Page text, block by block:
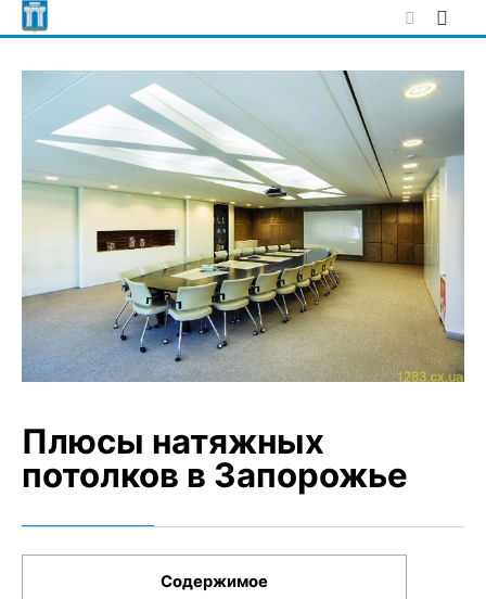
Skip
to
Плюсы натяжных
потолков в Запорожье
Содержимое